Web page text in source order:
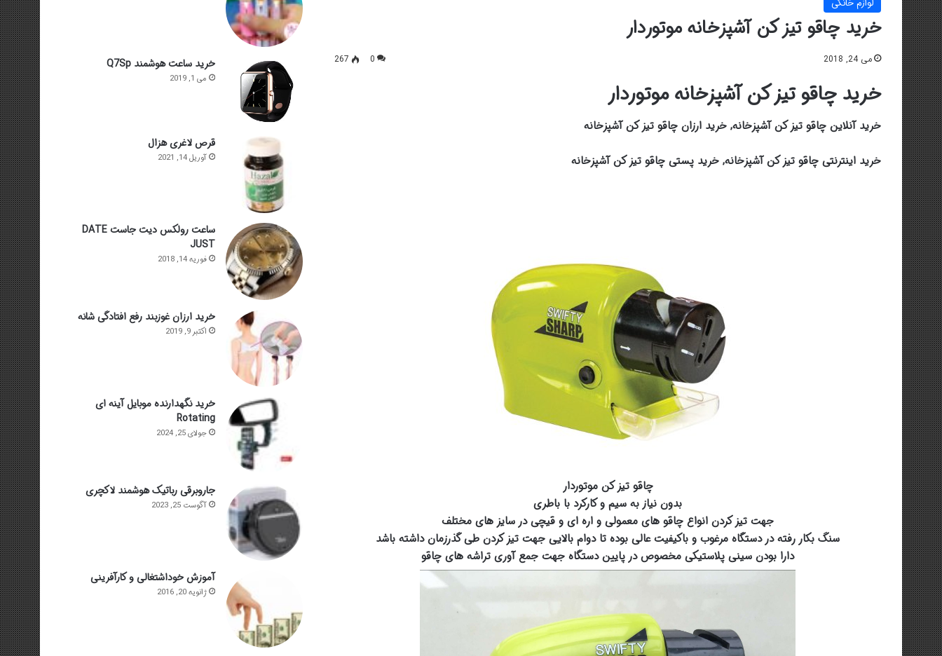
لوازم خانگی
خرید چاقو تیز کن آشپزخانه موتوردار
می 24, 2018 0
267
خرید چاقو تیز کن آشپزخانه موتوردار
خرید آنلاین چاقو تیز کن آشپزخانه, خرید ارزان چاقو تیز کن آشپزخانه
خرید اینترنتی چاقو تیز کن آشپزخانه, خرید پستی چاقو تیز کن آشپزخانه
چاقو تیز کن موتوردار
بدون نیاز به سیم و کارکرد با باطری
جهت تیز کردن انواع چاقو های معمولی و اره ای و قیچی در سایز های مختلف
سنگ بکار رفته در دستگاه مرغوب و باکیفیت عالی بوده تا دوام بالایی جهت تیز کردن طی گذرزمان داشته باشد
دارا بودن سینی پلاستیکی مخصوص در پایین دستگاه جهت جمع آوری تراشه های چاقو
خرید ساعت هوشمند Q7Sp
می 1, 2019
قرص لاغری هزال
آوریل 14, 2021
ساعت رولکس دیت جاست DATE
JUST
فوریه 14, 2018
خرید ارزان غوزبند رفع افتادگی شانه
اکتبر 9, 2019
خرید نگهدارنده موبایل آینه ای
Rotating
جولای 25, 2024
جاروبرقی رباتیک هوشمند لاکچری
آگوست 25, 2023
آموزش خوداشتغالی و کارآفرینی
ژانویه 20, 2016